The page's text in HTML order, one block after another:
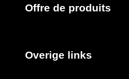
Offre de produits
Overige links